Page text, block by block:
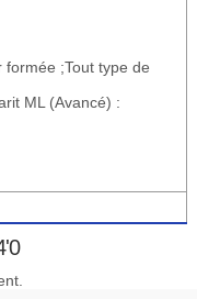
formée ;Tout type de
ML (Avancé) :